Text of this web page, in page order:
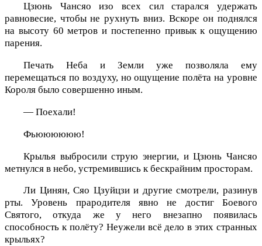
Цзюнь Чансяо изо всех сил старался удержать
равновесие, чтобы не рухнуть вниз. Вскоре он поднялся
на высоту 60 метров и постепенно привык к ощущению
парения.
Печать Неба и Земли уже позволяла ему
перемещаться по воздуху, но ощущение полёта на уровне
Короля было совершенно иным.
— Поехали!
Фьюююююю!
Крылья выбросили струю энергии, и Цзюнь Чансяо
метнулся в небо, устремившись к бескрайним просторам.
Ли Цинян, Сяо Цзуйцзи и другие смотрели, разинув
рты. Уровень прародителя явно не достиг Боевого
Святого, откуда же у него внезапно появилась
способность к полёту? Неужели всё дело в этих странных
крыльях?